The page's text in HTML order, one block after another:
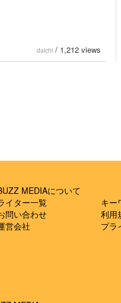
daichi / 1,212 views
MEDIAについて
イター一覧
キー
問い合わせ
利用
営会社
プラ